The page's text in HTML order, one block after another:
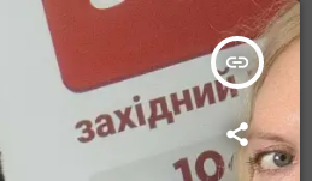
insert_link